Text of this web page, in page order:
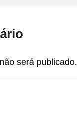
será publicado.